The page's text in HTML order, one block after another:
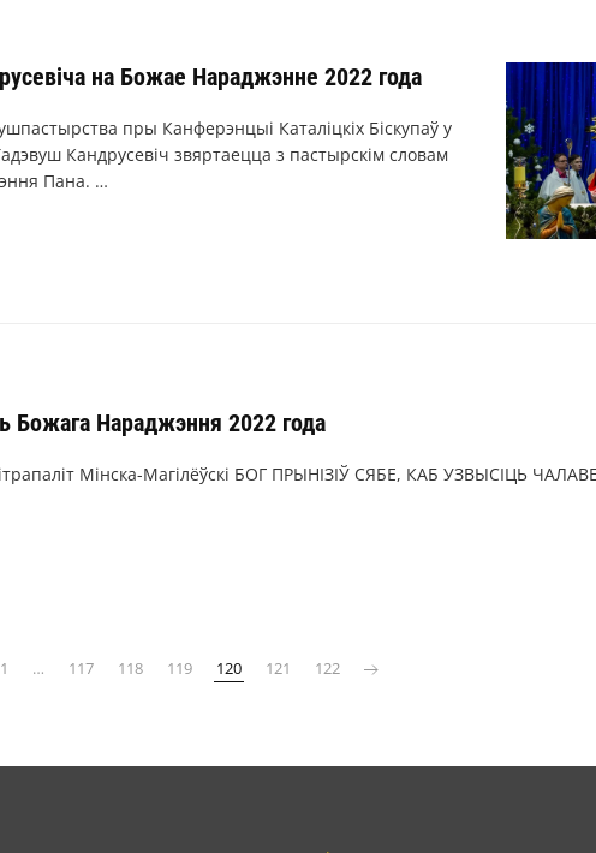
на Божае Нараджэнне 2022 года
пры Канферэнцыі Каталіцкіх Біскупаў у
Кандрусевіч звяртаецца з пастырскім словам
Пана. …
Божага Нараджэння 2022 года
Мінска-Магілёўскі БОГ ПРЫНІЗІЎ СЯБЕ, КАБ УЗВЫСІЦЬ
1 … 117 118 119 120 121 122